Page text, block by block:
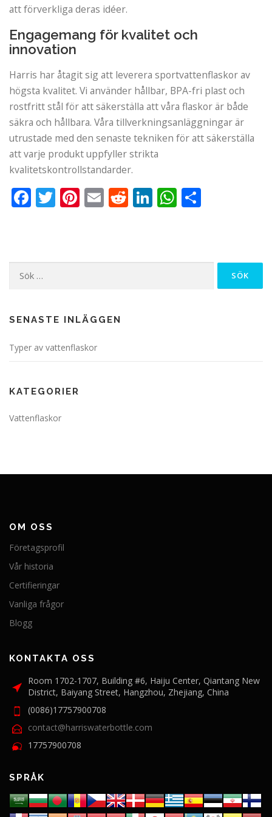
att förverkliga deras idéer.
Engagemang för kvalitet och
innovation
Harris har åtagit sig att leverera sportvattenflaskor av
högsta kvalitet. Vi använder hållbar, BPA-fri plast och
rostfritt stål för att säkerställa att våra flaskor är både
säkra och hållbara. Våra tillverkningsanläggningar är
utrustade med den senaste tekniken för att säkerställa
att varje produkt uppfyller strikta
kvalitetskontrollstandarder.
Facebook
Twitter
Pinterest
EmailReddit
LinkedIn
WhatsApp
Sök
SENASTE INLÄGGEN
Typer av vattenflaskor
KATEGORIER
Vattenflaskor
OM OSS
Företagsprofil
Vår historia
Certifieringar
Vanliga frågor
Blogg
KONTAKTA OSS
Room 1702-1707, Building #6, Haiju Center, Qiantang New
District, Baiyang Street, Hangzhou, Zhejiang, China
(0086)17757900708
contact@harriswaterbottle.com
17757900708
SPRÅK